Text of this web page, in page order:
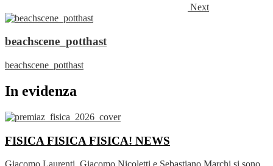
Next
beachscene_potthast
beachscene_potthast
In evidenza
FISICA FISICA FISICA! NEWS